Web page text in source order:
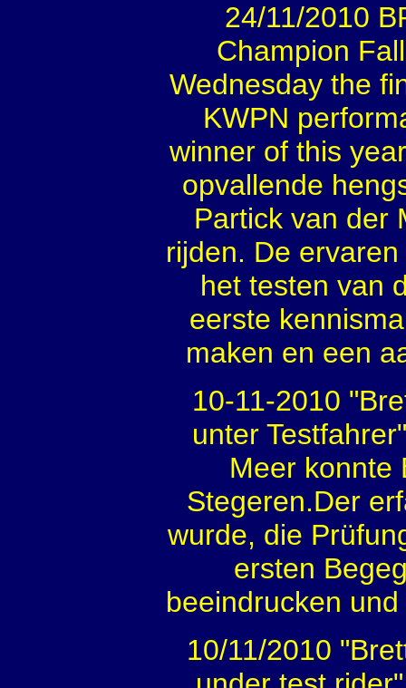
24/11/2010
Champion
Wednesday the
KWPN
winner of this
opvallende
Partick van der
rijden. De
het testen van
eerste
maken en een
10-11-2010
unter
Meer konnte
Stegeren.Der
wurde, die
ersten
beeindrucken
10/11/2010